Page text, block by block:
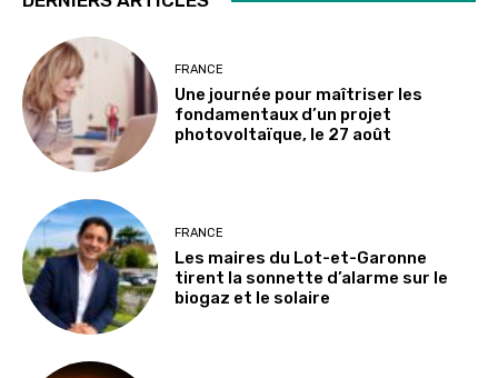
FRANCE
Une journée pour maîtriser les
fondamentaux d’un projet
photovoltaïque, le 27 août
FRANCE
Les maires du Lot-et-Garonne
tirent la sonnette d’alarme sur le
biogaz et le solaire